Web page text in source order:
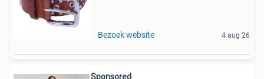
Bezoek website 4 aug 26